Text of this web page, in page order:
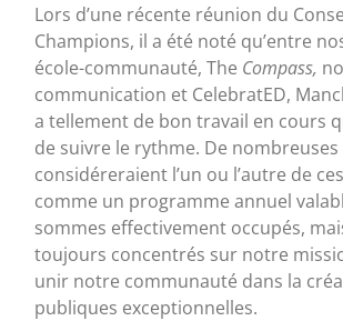
Lors d’une récente réunion du
Champions, il a été noté qu’entre
école-communauté, The Compass,
communication et CelebratED,
a tellement de bon travail en cours
de suivre le rythme. De
considéreraient l’un ou l’autre de
comme un programme annuel
sommes effectivement occupés,
toujours concentrés sur notre
unir notre communauté dans la
publiques exceptionnelles.